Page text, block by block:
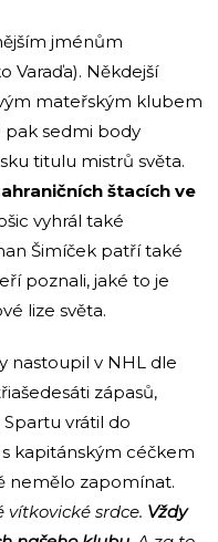
jménům
Varaďa). Někdejší
mateřským klubem
pak sedmi body
titulu mistrů světa.
štacích ve
vyhrál také
Šimíček patří také
poznali, jaké to je
lize světa.
nastoupil v NHL dle
zápasů,
vrátil do
kapitánským céčkem
nemělo zapomínat.
vítkovické srdce. Vždy